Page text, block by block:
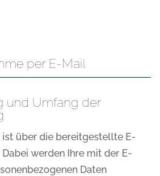
per E-Mail
und Umfang der
ist über die bereitgestellte E-
werden Ihre mit der E-
Daten